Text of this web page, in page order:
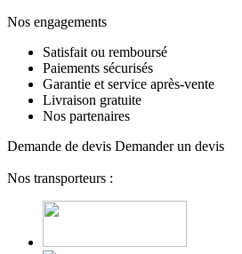
Nos engagements
Satisfait ou remboursé
Paiements sécurisés
Garantie et service après-vente
Livraison gratuite
Nos partenaires
Demande de devis Demander un devis
Nos transporteurs :